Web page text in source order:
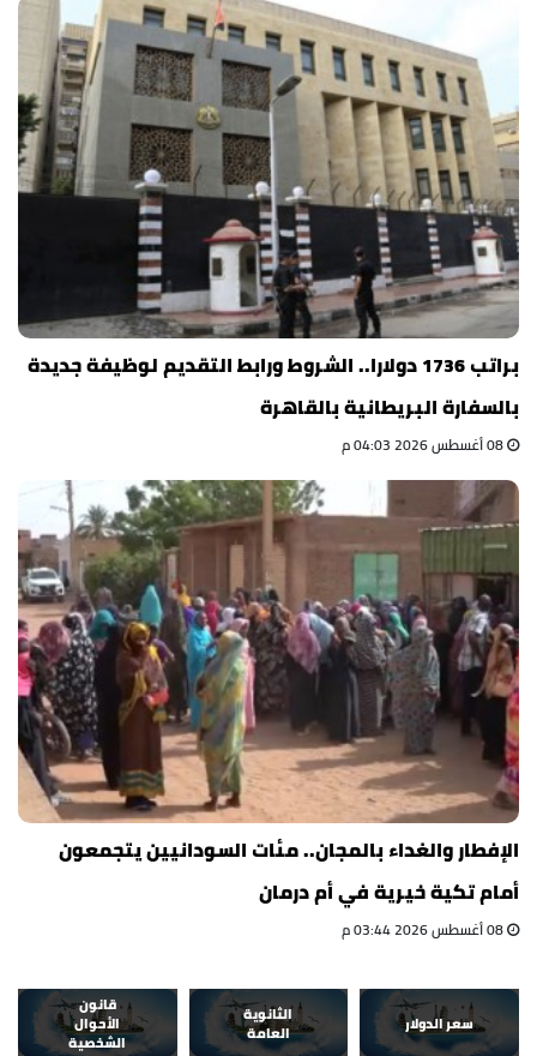
براتب 1736 دولارا.. الشروط ورابط التقديم لوظيفة جديدة
بالسفارة البريطانية بالقاهرة
الإفطار والغداء بالمجان.. مئات السودانيين يتجمعون
أمام تكية خيرية في أم درمان
سعر الدولار
الثانوية
العامة
قانون
الأحوال
الشخصية